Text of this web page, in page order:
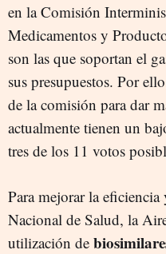
en la Comisión
Medicamentos y
son las que soportan el
sus presupuestos. Por
de la comisión para dar
actualmente tienen un
tres de los 11 votos
Para mejorar la
Nacional de Salud, la
utilización de